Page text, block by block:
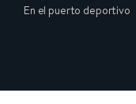
En el puerto deportivo